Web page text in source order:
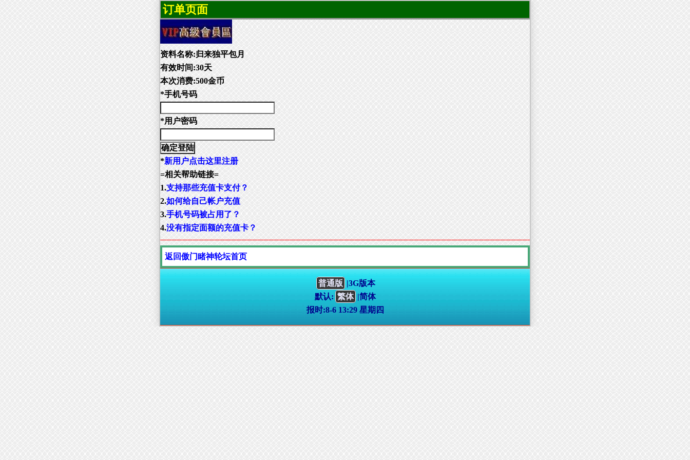
订单页面
资料名称:归来独平包月
有效时间:30天
本次消费:500金币
*手机号码
*用户密码
*新用户点击这里注册
=相关帮助链接=
1.支持那些充值卡支付？
2.如何给自己帐户充值
3.手机号码被占用了？
4.没有指定面额的充值卡？
返回傲门睹神轮坛首页
普通版 |3G版本
默认: 繁体 |简体
报时:8-6 13:29 星期四